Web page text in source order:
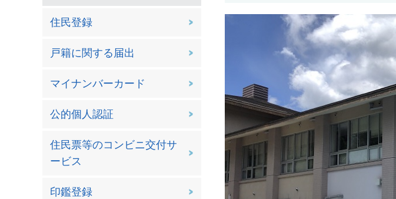
住民登録
戸籍に関する届出
マイナンバーカード
公的個人認証
住民票等のコンビニ交付サ
ービス
印鑑登録